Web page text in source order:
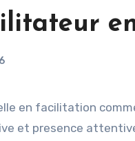
en facilitation
et presence